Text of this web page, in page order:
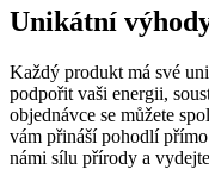
Unikátní
Každý produkt má své
podpořit vaši energii,
objednávce se můžete
vám přináší pohodlí
námi sílu přírody a